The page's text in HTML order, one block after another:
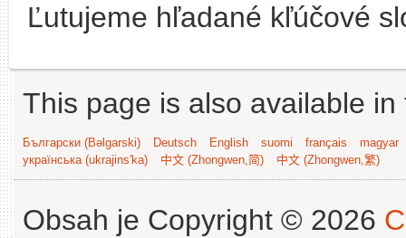
Ľutujeme hľadané kľúčové
This page is also available
Български (Bəlgarski) Deutsch English suomi français
magyar
українська (ukrajins'ka)
中文 (Zhongwen,简) 中文 (Zhongwen,繁)
Obsah je Copyright © 2026